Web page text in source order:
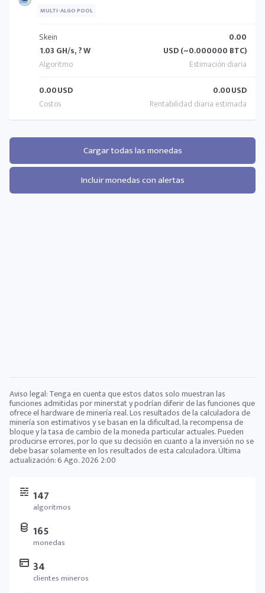
147
algoritmos
165
monedas
34
clientes mineros
MULTI-ALGO POOL
Skein
1.03 GH/s, ? W
0.00
USD (~0.000000 BTC)
0.00USD 0.00USD
Cargar todas las monedas
Incluir monedas con alertas
Aviso legal: Tenga en cuenta que estos datos solo muestran las
funciones admitidas por minerstat y podrían diferir de las funciones que
ofrece el hardware de minería real. Los resultados de la calculadora de
minería son estimativos y se basan en la dificultad, la recompensa de
bloque y la tasa de cambio de la moneda particular actuales. Pueden
producirse errores, por lo que su decisión en cuanto a la inversión no se
debe basar solamente en los resultados de esta calculadora. Última
actualización:6 Ago. 2026 2:00